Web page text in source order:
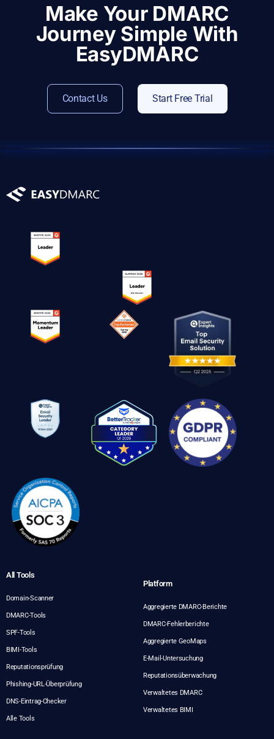
Make Your DMARC
Journey Simple With
EasyDMARC
Contact Us Start Free Trial
All Tools
Domain-Scanner
DMARC-Tools
SPF-Tools
BIMI-Tools
Reputationsprüfung
Phishing-URL-Überprüfung
DNS-Eintrag-Checker
Alle Tools
Platform
Aggregierte DMARC-Berichte
DMARC-Fehlerberichte
Aggregierte GeoMaps
E-Mail-Untersuchung
Reputationsüberwachung
Verwaltetes DMARC
Verwaltetes BIMI